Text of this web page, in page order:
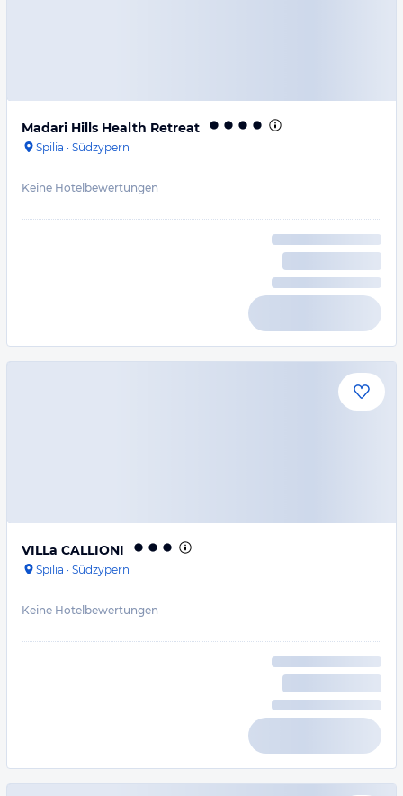
Madari Hills Health Retreat
Spilia · Südzypern
Keine Hotelbewertungen
VILLa CALLIONI
Spilia · Südzypern
Keine Hotelbewertungen